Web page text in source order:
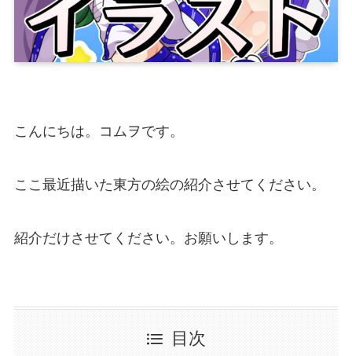
こんにちは。コムヲです。
ここ最近描いた東方の絵の紹介させてください。
紹介だけさせてください。お願いします。
目次